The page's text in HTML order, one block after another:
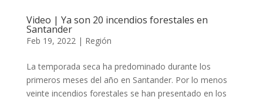
Video | Ya son 20 incendios forestales en
Santander
Feb 19, 2022| Región
La temporada seca ha predominado durante los
primeros meses del año en Santander. Por lo menos
veinte incendios forestales se han presentado en los